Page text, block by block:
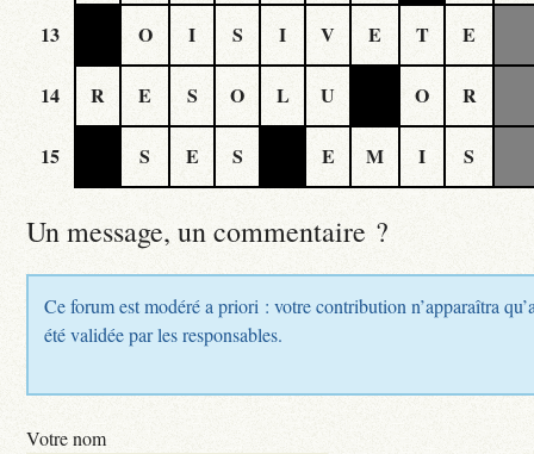
13 O I S I V E T E
14 R E S O L U O R
15 S E S E M I S
Un message, un commentaire ?
Ce forum est modéré a priori : votre contribution n’apparaîtra
été validée par les responsables.
Votre nom